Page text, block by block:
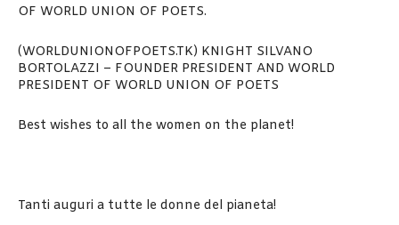
OF WORLD UNION OF POETS.
(WORLDUNIONOFPOETS.TK) KNIGHT SILVANO
BORTOLAZZI – FOUNDER PRESIDENT AND WORLD
PRESIDENT OF WORLD UNION OF POETS
Best wishes to all the women on the planet!
Tanti auguri a tutte le donne del pianeta!